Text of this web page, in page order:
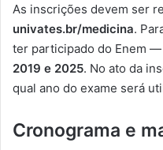
As inscrições devem ser
univates.br/medicina.
ter participado do Enem
2019 e 2025. No ato da
qual ano do exame será
Cronograma e